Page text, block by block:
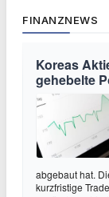
FINANZNEWS
Koreas
gehebelte
abgebaut hat.
kurzfristige